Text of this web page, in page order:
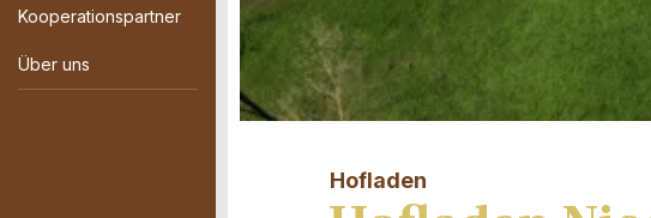
Kooperationspartner
Über uns
Hofladen